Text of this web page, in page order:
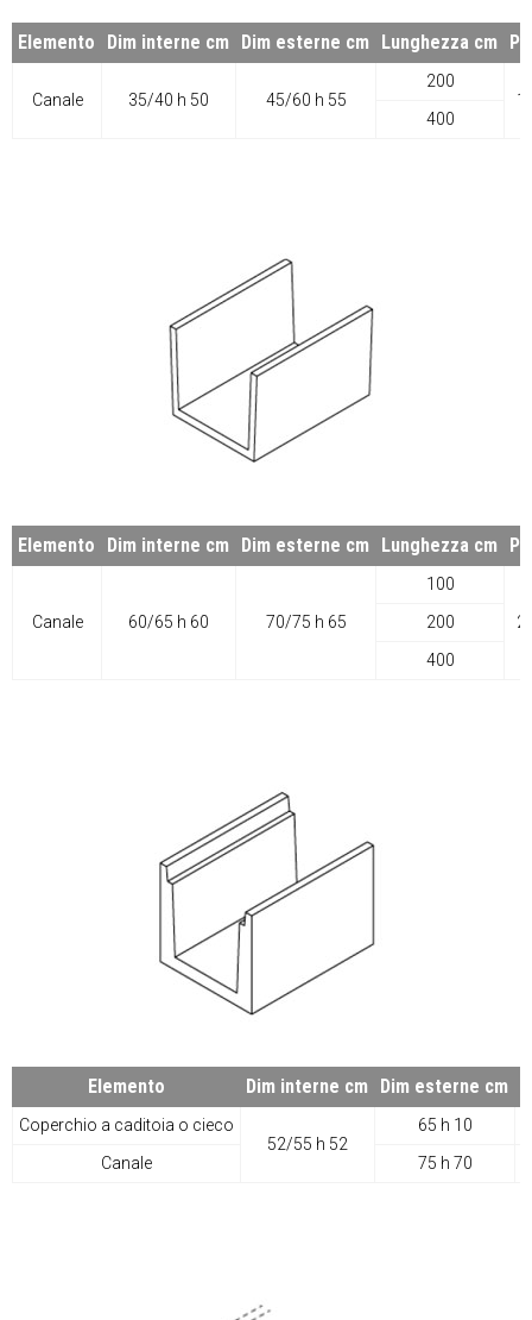
Elemento Dim interne cm Dim esterne cm Lunghezza cm
Canale 35/40 h 50 45/60 h 55
200
400
Elemento Dim interne cm Dim esterne cm Lunghezza cm
Canale 60/65 h 60 70/75 h 65
100
200
400
Elemento Dim interne cm Dim esterne cm
Coperchio a caditoia o cieco
52/55 h 52
65 h 10
Canale
75 h 70